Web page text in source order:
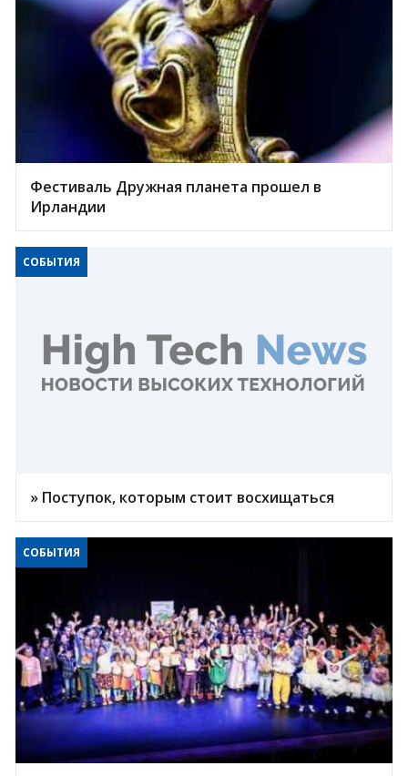
Фестиваль Дружная планета прошел в
Ирландии
СОБЫТИЯ
» Поступок, которым стоит восхищаться
СОБЫТИЯ